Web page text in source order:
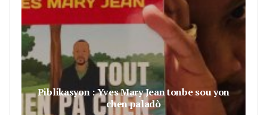
Piblikasyon : Yves Mary Jean tonbe sou yon
chen paladò